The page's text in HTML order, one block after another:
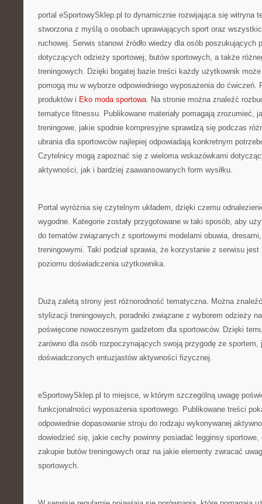
portal eSportowySklep.pl to dynamicznie rozwijająca się witryna
stworzona z myślą o osobach uprawiających sport oraz
ruchowej. Serwis stanowi źródło wiedzy dla osób poszukujących
dotyczących odzieży sportowej, butów sportowych, a także
treningowych. Dzięki bogatej bazie treści każdy użytkownik
pomogą mu w wyborze odpowiedniego wyposażenia do ćwiczeń.
produktów i Eko moda sportowa. Na stronie można znaleźć
tematyce fitnessu. Publikowane materiały pomagają zrozumieć,
treningowe, jakie spodnie kompresyjne sprawdzą się podczas
ubrania dla sportowców najlepiej odpowiadają konkretnym
Czytelnicy mogą zapoznać się z wieloma wskazówkami
aktywności, jak i bardziej zaawansowanych form wysiłku.
Portal wyróżnia się czytelnym układem, dzięki czemu
wygodne. Kategorie zostały przygotowane w taki sposób, aby
do tematów związanych z sportowymi modelami obuwia,
treningowymi. Taki podział sprawia, że korzystanie z serwisu
poziomu doświadczenia użytkownika.
Dużą zaletą strony jest różnorodność tematyczna. Można
stylizacji treningowych, poradniki związane z wyborem odzieży
poświęcone nowoczesnym gadżetom dla sportowców. Dzięki
zarówno dla osób rozpoczynających swoją przygodę ze sportem,
doświadczonych entuzjastów aktywności fizycznej.
eSportowySklep.pl to miejsce, w którym szczególną uwagę
funkcjonalności wyposażenia sportowego. Publikowane treści
odpowiednie dopasowanie stroju do rodzaju wykonywanej
dowiedzieć się, jakie cechy powinny posiadać legginsy
zakupie butów treningowych oraz na jakie elementy zwracać
sportowych.